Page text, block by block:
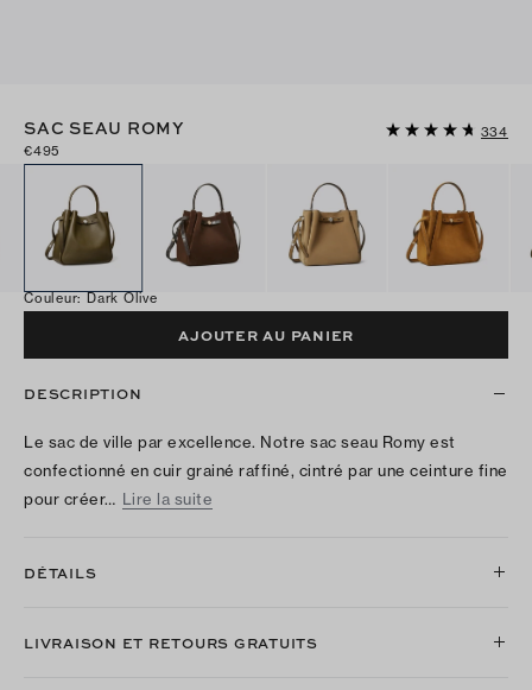
SAC SEAU ROMY
334
€495
Couleur: Dark Olive
AJOUTER AU PANIER
DESCRIPTION
Le sac de ville par excellence. Notre sac seau Romy est
confectionné en cuir grainé raffiné, cintré par une ceinture fine
pour créer… Lire la suite
DÉTAILS
LIVRAISON ET RETOURS GRATUITS